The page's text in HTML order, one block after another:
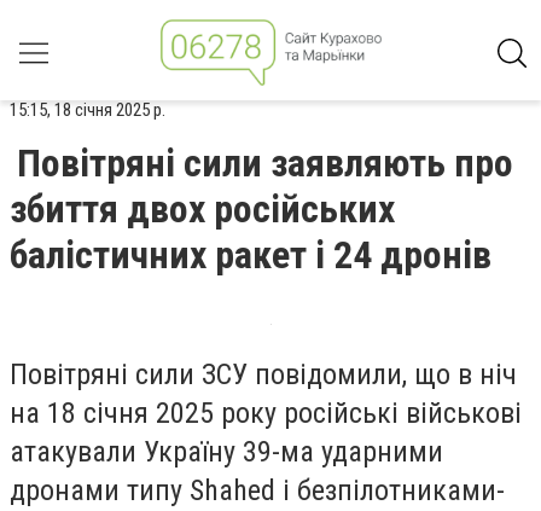
15:15, 18 січня 2025 р.
Повітряні сили заявляють про
збиття двох російських
балістичних ракет і 24 дронів
Повітряні сили ЗСУ повідомили, що в ніч
на 18 січня 2025 року російські військові
атакували Україну 39-ма ударними
дронами типу Shahed і безпілотниками-